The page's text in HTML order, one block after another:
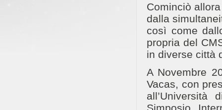
Cominciò
dalla
così come
propria del
in diverse città
A Novembre
Vacas, con
Simposio